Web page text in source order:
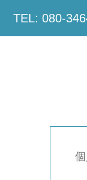
TEL: 080-